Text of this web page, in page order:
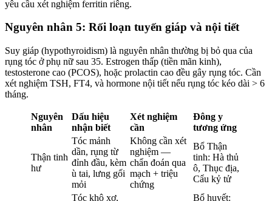
yêu cầu xét nghiệm ferritin riêng.
Nguyên nhân 5: Rối loạn tuyến giáp và nội tiết
Suy giáp (hypothyroidism) là nguyên nhân thường bị bỏ qua của
rụng tóc ở phụ nữ sau 35. Estrogen thấp (tiền mãn kinh),
testosterone cao (PCOS), hoặc prolactin cao đều gây rụng tóc. Cần
xét nghiệm TSH, FT4, và hormone nội tiết nếu rụng tóc kéo dài > 6
tháng.
Nguyên
nhân
Dấu hiệu
nhận biết
Xét nghiệm
cần
Đông y
tương ứng
Thận tinh
hư
Tóc mảnh
dần, rụng từ
đỉnh đầu, kèm
ù tai, lưng gối
mỏi
Không cần xét
nghiệm —
chẩn đoán qua
mạch + triệu
chứng
Bổ Thận
tinh: Hà thủ
ô, Thục địa,
Cẩu kỷ tử
Tóc khô xơ,
Bổ huyết: